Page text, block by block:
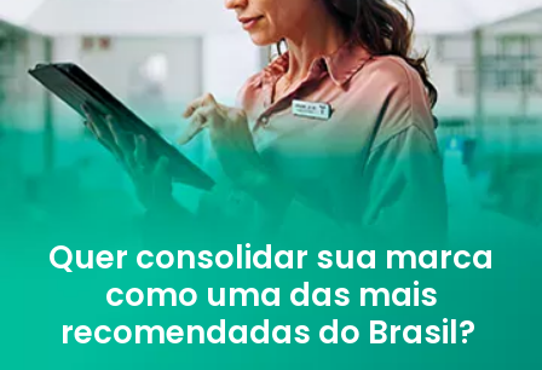
Quer consolidar sua marca
como uma das mais
recomendadas do Brasil?